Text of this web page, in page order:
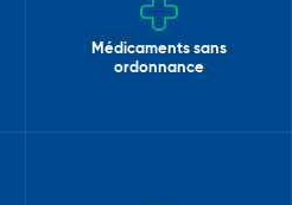
Médicaments sans
ordonnance